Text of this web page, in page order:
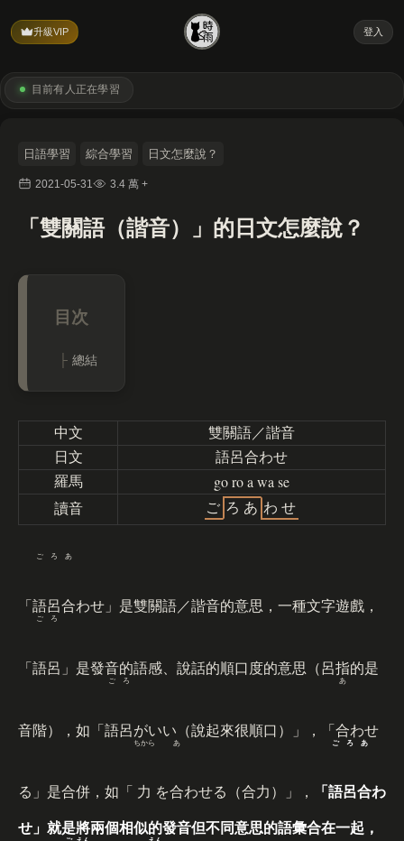
升級VIP 登入
目前有 人正在學習
日語學習 綜合學習 日文怎麼說？
2021-05-31 3.4 萬 +
「雙關語（諧音）」的日文怎麼說？
總結
中文
雙關語／諧音
日文
語呂合わせ
羅馬
go ro a wa se
讀音 ご ろ あ わ せ
「 語呂合
ごろあ
わせ」是雙關語／諧音的意思，一種文字遊戲，
「 語呂
ごろ
」是發音的語感、說話的順口度的意思（呂指的是
音階），如「 語呂
ごろ
がいい（說起來很順口）」，「 合
あ
わせ
る」是合併，如「 力
ちから
を合
あ
わせる（合力）」， 「 語呂合
ごろあ
わ
せ」就是將兩個相似的發音但不同意思的語彙合在一起，